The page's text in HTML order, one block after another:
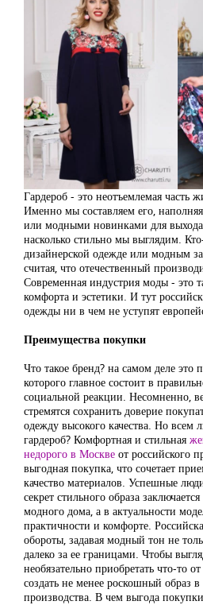
Гардероб - это неотъемлемая часть
Именно мы составляем его,
или модными новинками для выхода
насколько стильно мы выглядим.
дизайнерской одежде или модным
считая, что отечественный
Современная индустрия моды - это
комфорта и эстетики. И тут
одежды ни в чем не уступят
Преимущества покупки
Что такое бренд? на самом деле это
которого главное состоит в
социальной реакции. Несомненно,
стремятся сохранить доверие
одежду высокого качества. Но всем
гардероб? Комфортная и стильная
недорого в Москве от российского
выгодная покупка, что сочетает
качество материалов. Успешные
секрет стильного образа
модного дома, а в актуальности
практичности и комфорте.
обороты, задавая модный тон не
далеко за ее границами. Чтобы
необязательно приобретать что-
создать не менее роскошный образ
производства. В чем выгода